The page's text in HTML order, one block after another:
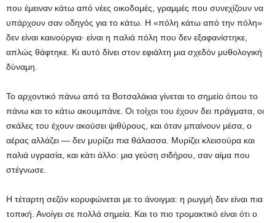
που έμειναν κάτω από νέες οικοδομές, γραμμές που συνεχίζουν να
υπάρχουν σαν οδηγός για το κάτω. Η «πόλη κάτω από την πόλη»
δεν είναι καινούργια· είναι η παλιά πόλη που δεν εξαφανίστηκε,
απλώς θάφτηκε. Κι αυτό δίνει στον εφιάλτη μια σχεδόν μυθολογική
δύναμη.
Το αρχοντικό πάνω από τα Βοτσαλάκια γίνεται το σημείο όπου το
πάνω και το κάτω ακουμπάνε. Οι τοίχοι του έχουν δει πράγματα, οι
σκάλες του έχουν ακούσει ψιθύρους, και όταν μπαίνουν μέσα, ο
αέρας αλλάζει — δεν μυρίζει πια θάλασσα. Μυρίζει κλεισούρα και
παλιά υγρασία, και κάτι άλλο: μια γεύση σιδήρου, σαν αίμα που
στέγνωσε.
Η τέταρτη σεζόν κορυφώνεται με το άνοιγμα: η ρωγμή δεν είναι πια
τοπική. Ανοίγει σε πολλά σημεία. Και το πιο τρομακτικό είναι ότι ο